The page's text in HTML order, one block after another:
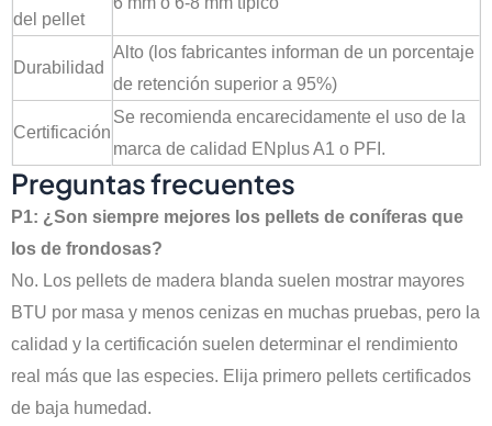
del pellet
Durabilidad
Alto (los fabricantes informan de un porcentaje
de retención superior a 95%)
Certificación
Se recomienda encarecidamente el uso de la
marca de calidad ENplus A1 o PFI.
Preguntas frecuentes
P1: ¿Son siempre mejores los pellets de coníferas que
los de frondosas?
No. Los pellets de madera blanda suelen mostrar mayores
BTU por masa y menos cenizas en muchas pruebas, pero la
calidad y la certificación suelen determinar el rendimiento
real más que las especies. Elija primero pellets certificados
de baja humedad.